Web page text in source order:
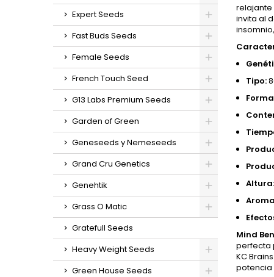
Expert Seeds
Fast Buds Seeds
Female Seeds
French Touch Seed
G13 Labs Premium Seeds
Garden of Green
Geneseeds y Nemeseeds
Grand Cru Genetics
Genehtik
Grass O Matic
Gratefull Seeds
Heavy Weight Seeds
Green House Seeds
relajante
invita al
Tipo:
Altura:
Mind
perfecta
KC
potencia